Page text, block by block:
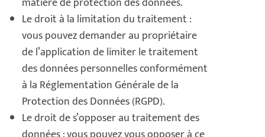
Le droit à la limitation du traitement :
vous pouvez demander au propriétaire
de l’application de limiter le traitement
des données personnelles conformément
à la Réglementation Générale de la
Protection des Données (RGPD).
Le droit de s’opposer au traitement des